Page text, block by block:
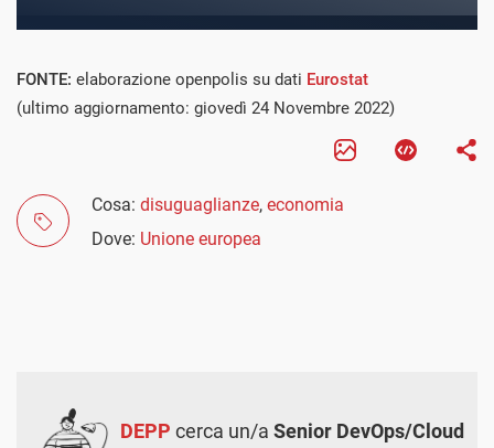
FONTE: elaborazione openpolis su dati Eurostat
(ultimo aggiornamento: giovedì 24 Novembre 2022)
Cosa: disuguaglianze, economia
Dove: Unione europea
DEPP cerca un/a Senior DevOps/Cloud